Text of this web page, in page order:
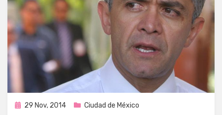
Publicada
29 Nov, 2014 Ciudad de México